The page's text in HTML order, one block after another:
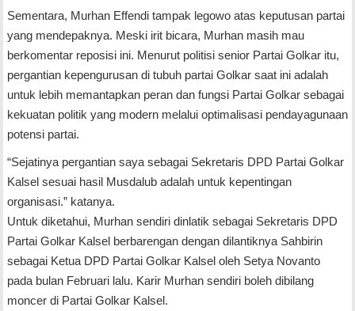
Sementara, Murhan Effendi tampak legowo atas keputusan partai
yang mendepaknya. Meski irit bicara, Murhan masih mau
berkomentar reposisi ini. Menurut politisi senior Partai Golkar itu,
pergantian kepengurusan di tubuh partai Golkar saat ini adalah
untuk lebih memantapkan peran dan fungsi Partai Golkar sebagai
kekuatan politik yang modern melalui optimalisasi pendayagunaan
potensi partai.
“Sejatinya pergantian saya sebagai Sekretaris DPD Partai Golkar
Kalsel sesuai hasil Musdalub adalah untuk kepentingan
organisasi.” katanya.
Untuk diketahui, Murhan sendiri dinlatik sebagai Sekretaris DPD
Partai Golkar Kalsel berbarengan dengan dilantiknya Sahbirin
sebagai Ketua DPD Partai Golkar Kalsel oleh Setya Novanto
pada bulan Februari lalu. Karir Murhan sendiri boleh dibilang
moncer di Partai Golkar Kalsel.